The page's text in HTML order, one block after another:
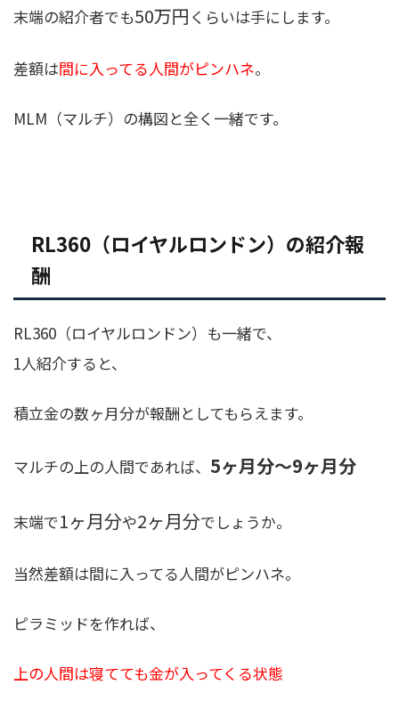
末端の紹介者でも50万円 くらいは手にします。
差額は間に入ってる人間がピンハネ。
MLM（マルチ）の構図と全く一緒です。
RL360（ロイヤルロンドン）の紹介報
酬
RL360（ロイヤルロンドン）も一緒で、
1人紹介すると、
積立金の数ヶ月分が報酬としてもらえます。
マルチの上の人間であれば、 5ヶ月分〜9ヶ月分
末端で1ヶ月分や2ヶ月分でしょうか。
当然差額は間に入ってる人間がピンハネ。
ピラミッドを作れば、
上の人間は寝てても金が入ってくる状態